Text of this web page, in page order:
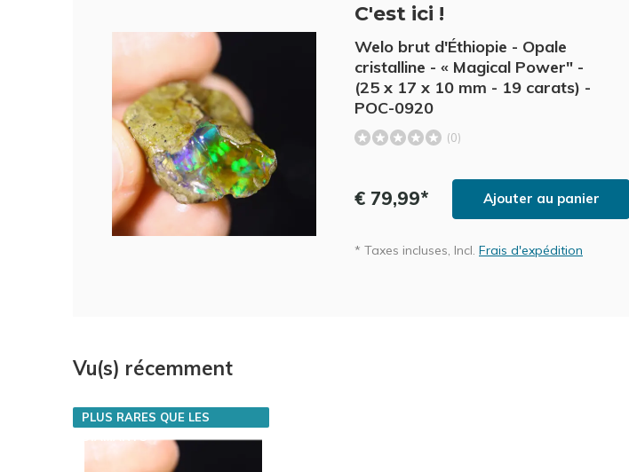
C'est ici !
Welo brut d'Éthiopie - Opale
cristalline - « Magical Power" -
(25 x 17 x 10 mm - 19 carats) -
POC-0920
(0)
€ 79,99* Ajouter au panier
* Taxes incluses, Incl. Frais d'expédition
Vu(s) récemment
PLUS RARES QUE LES